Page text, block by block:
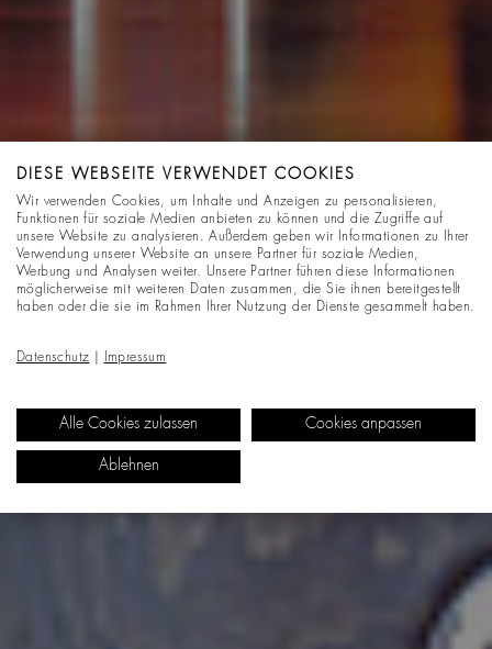
DIESE WEBSEITE VERWENDET COOKIES
Wir verwenden Cookies, um Inhalte und Anzeigen zu personalisieren,
Funktionen für soziale Medien anbieten zu können und die Zugriffe auf
unsere Website zu analysieren. Außerdem geben wir Informationen zu Ihrer
Verwendung unserer Website an unsere Partner für soziale Medien,
Werbung und Analysen weiter. Unsere Partner führen diese Informationen
möglicherweise mit weiteren Daten zusammen, die Sie ihnen bereitgestellt
haben oder die sie im Rahmen Ihrer Nutzung der Dienste gesammelt haben.
Datenschutz Impressum
Alle Cookies zulassen Cookies anpassen
Ablehnen